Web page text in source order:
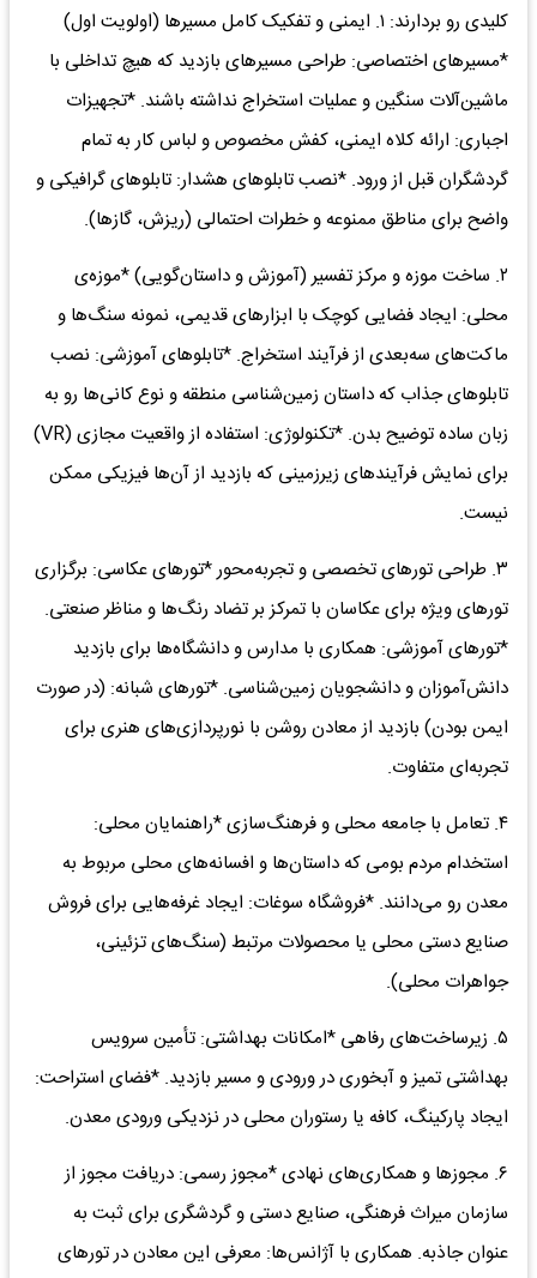
کلیدی رو بردارند: ۱. ایمنی و تفکیک کامل مسیرها (اولویت اول)
*مسیرهای اختصاصی: طراحی مسیرهای بازدید که هیچ تداخلی با
ماشین‌آلات سنگین و عملیات استخراج نداشته باشند. *تجهیزات
اجباری: ارائه کلاه ایمنی، کفش مخصوص و لباس کار به تمام
گردشگران قبل از ورود. *نصب تابلوهای هشدار: تابلوهای گرافیکی و
واضح برای مناطق ممنوعه و خطرات احتمالی (ریزش، گازها).
۲. ساخت موزه و مرکز تفسیر (آموزش و داستان‌گویی) *موزه‌ی
محلی: ایجاد فضایی کوچک با ابزارهای قدیمی، نمونه سنگ‌ها و
ماکت‌های سه‌بعدی از فرآیند استخراج. *تابلوهای آموزشی: نصب
تابلوهای جذاب که داستان زمین‌شناسی منطقه و نوع کانی‌ها رو به
زبان ساده توضیح بدن. *تکنولوژی: استفاده از واقعیت مجازی (VR)
برای نمایش فرآیندهای زیرزمینی که بازدید از آن‌ها فیزیکی ممکن
نیست.
۳. طراحی تورهای تخصصی و تجربه‌محور *تورهای عکاسی: برگزاری
تورهای ویژه برای عکاسان با تمرکز بر تضاد رنگ‌ها و مناظر صنعتی.
*تورهای آموزشی: همکاری با مدارس و دانشگاه‌ها برای بازدید
دانش‌آموزان و دانشجویان زمین‌شناسی. *تورهای شبانه: (در صورت
ایمن بودن) بازدید از معادن روشن با نورپردازی‌های هنری برای
تجربه‌ای متفاوت.
۴. تعامل با جامعه محلی و فرهنگ‌سازی *راهنمایان محلی:
استخدام مردم بومی که داستان‌ها و افسانه‌های محلی مربوط به
معدن رو می‌دانند. *فروشگاه سوغات: ایجاد غرفه‌هایی برای فروش
صنایع دستی محلی یا محصولات مرتبط (سنگ‌های تزئینی،
جواهرات محلی).
۵. زیرساخت‌های رفاهی *امکانات بهداشتی: تأمین سرویس
بهداشتی تمیز و آبخوری در ورودی و مسیر بازدید. *فضای استراحت:
ایجاد پارکینگ، کافه یا رستوران محلی در نزدیکی ورودی معدن.
۶. مجوزها و همکاری‌های نهادی *مجوز رسمی: دریافت مجوز از
سازمان میراث فرهنگی، صنایع دستی و گردشگری برای ثبت به
عنوان جاذبه. همکاری با آژانس‌ها: معرفی این معادن در تورهای